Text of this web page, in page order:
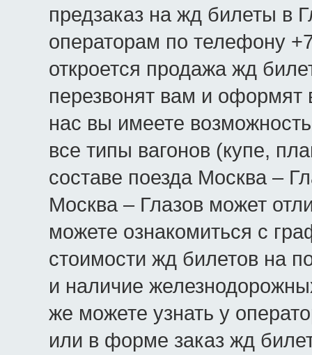
предзаказ на жд билеты в
операторам по телефону
откроется продажа жд
перезвонят вам и оформят
нас вы имеете
все типы вагонов (купе,
составе поезда Москва –
Москва – Глазов может
можете ознакомиться с
стоимости жд билетов на
и наличие
же можете узнать у
или в форме заказ жд